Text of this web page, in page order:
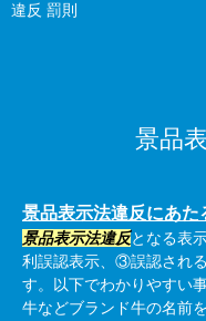
違反 罰則
景品
景品表示法違反にあ
景品表示法違反となる表
利誤認表示、③誤認され
す。以下でわかりやすい
牛などブランド牛の名前